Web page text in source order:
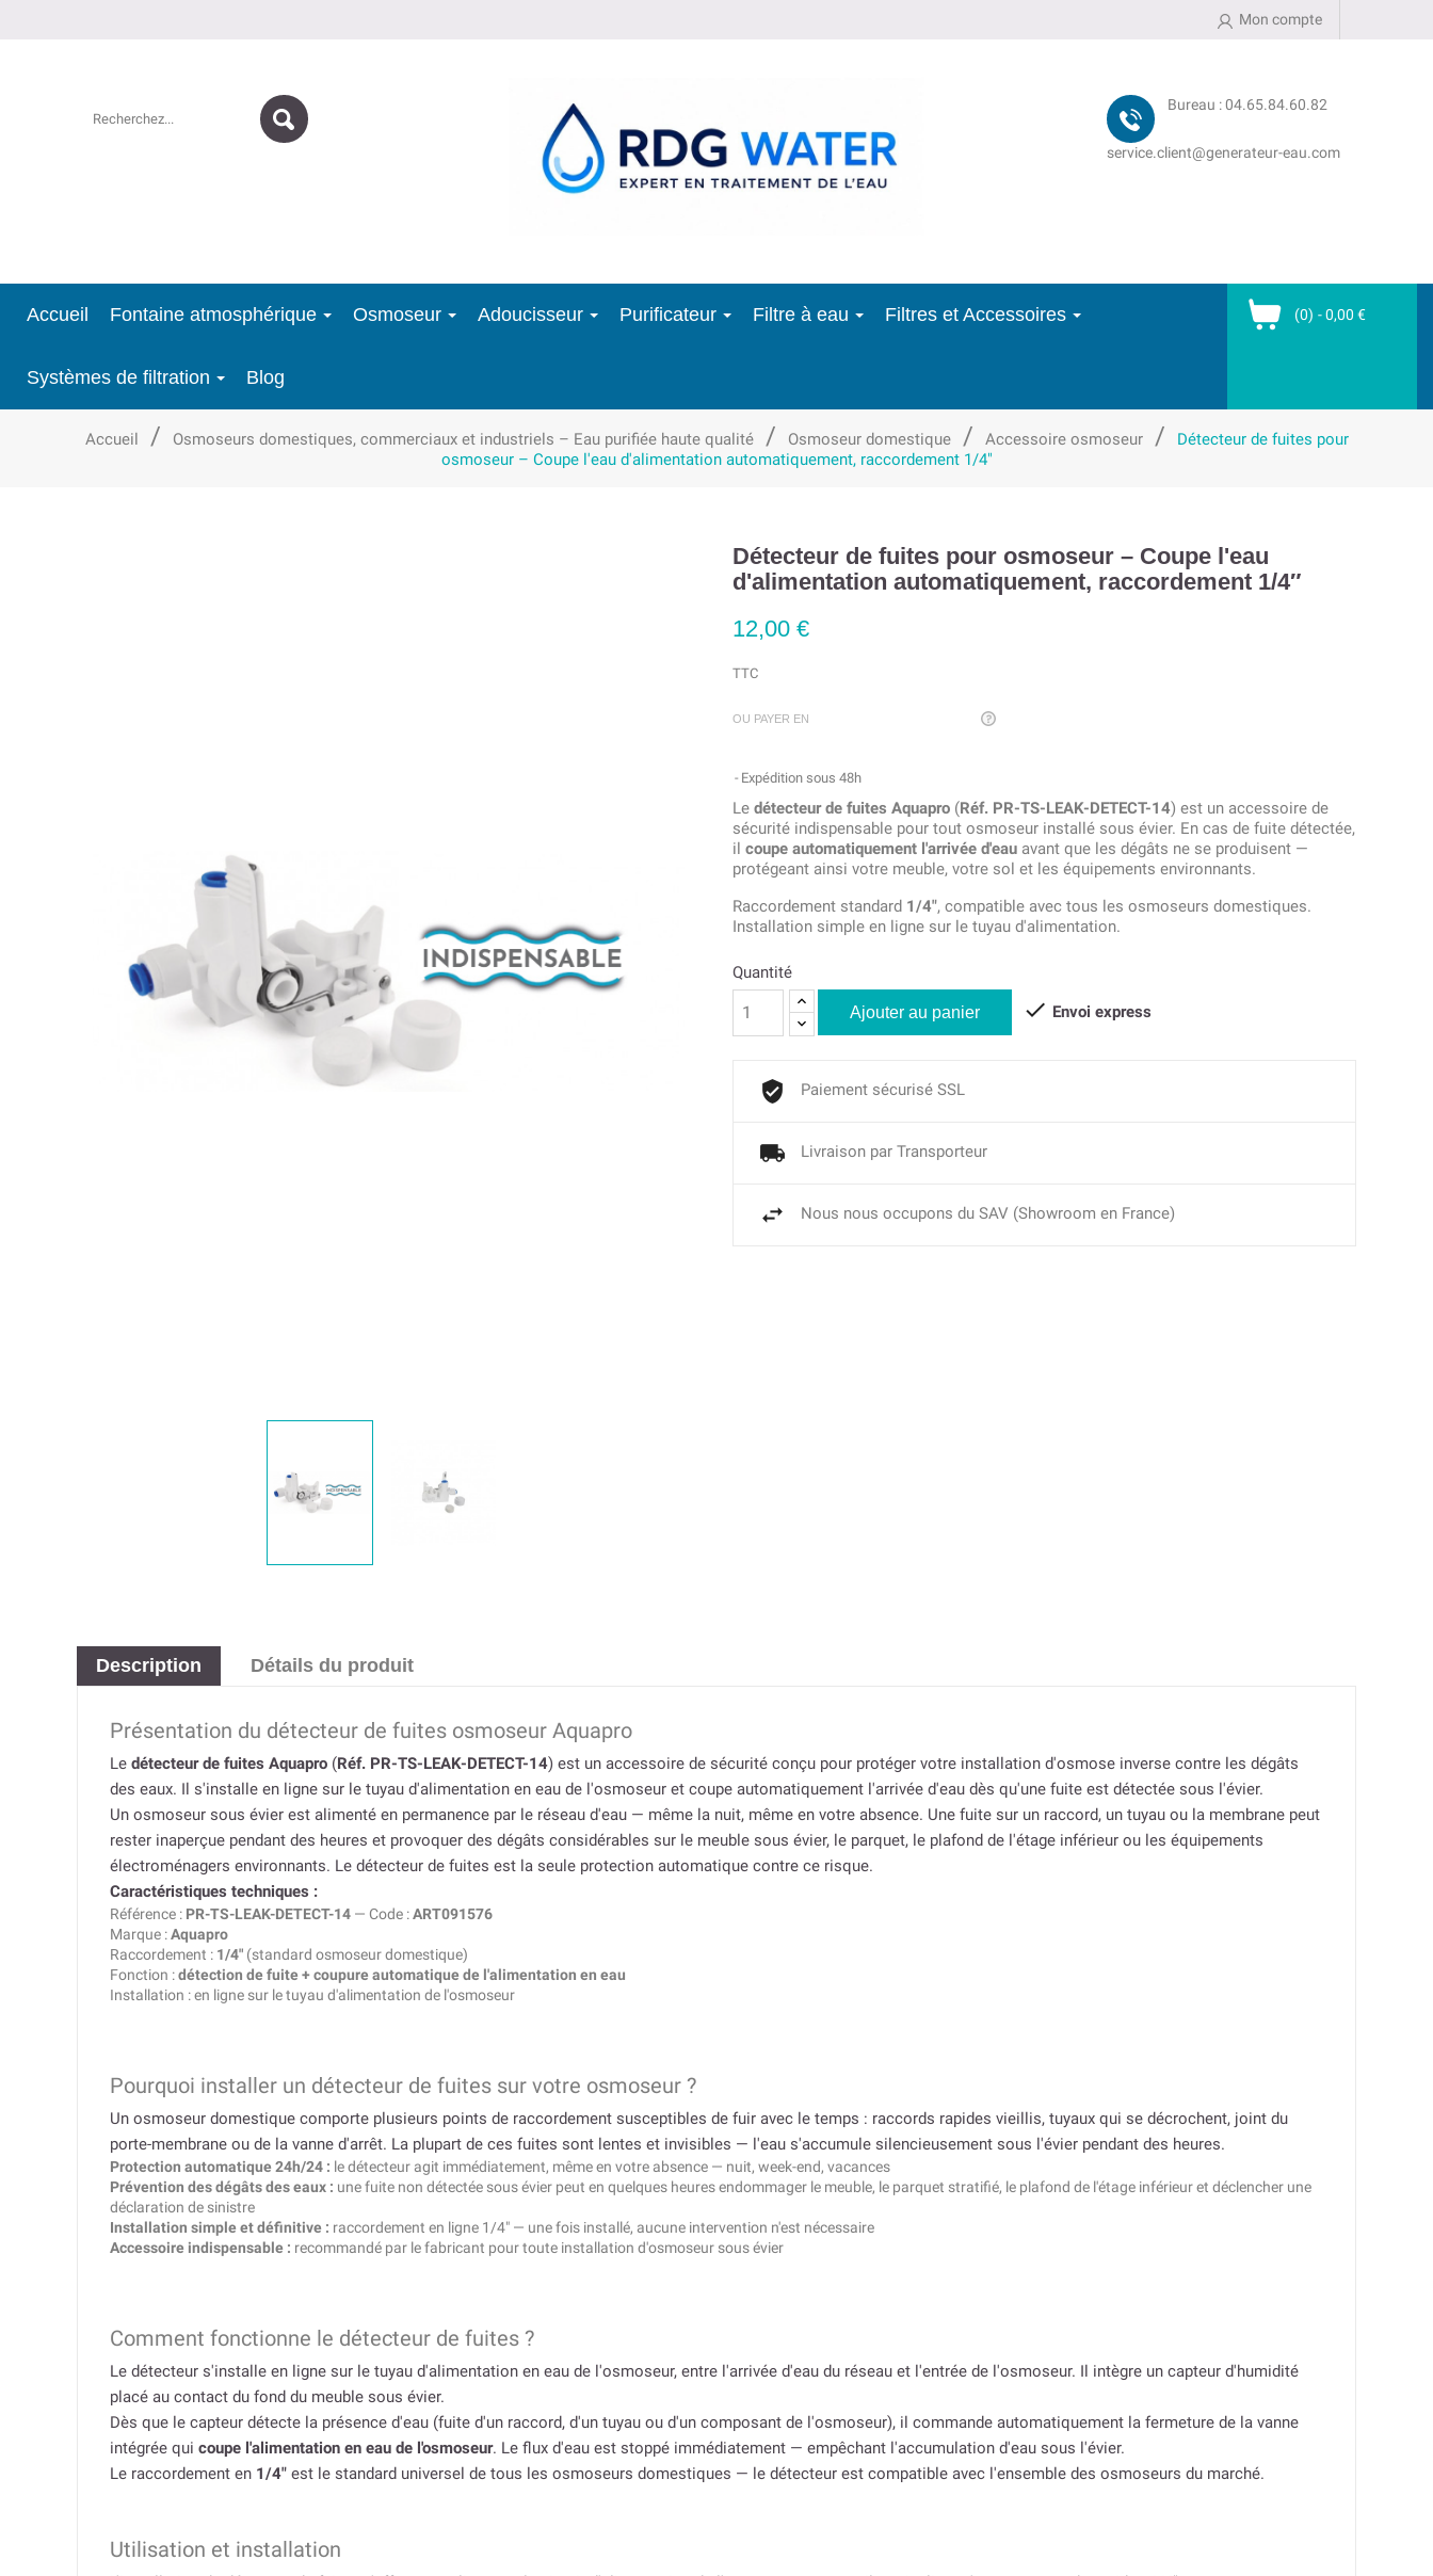
Mon compte
Bureau : 04.65.84.60.82
service.client@generateur-eau.com
Accueil Fontaine atmosphérique Osmoseur Adoucisseur Purificateur Filtre à eau Filtres et Accessoires
Systèmes de filtration Blog
(0) - 0,00 €
Accueil Osmoseurs domestiques, commerciaux et industriels – Eau purifiée haute qualité Osmoseur domestique Accessoire osmoseur
Détecteur de fuites pour
osmoseur – Coupe l'eau d'alimentation automatiquement, raccordement 1/4″
Détecteur de fuites pour osmoseur – Coupe l'eau
d'alimentation automatiquement, raccordement 1/4″
12,00 €
TTC
OU PAYER EN
Expédition sous 48h
Le détecteur de fuites Aquapro (Réf. PR-TS-LEAK-DETECT-14) est un accessoire de
sécurité indispensable pour tout osmoseur installé sous évier. En cas de fuite détectée,
il coupe automatiquement l'arrivée d'eau avant que les dégâts ne se produisent —
protégeant ainsi votre meuble, votre sol et les équipements environnants.
Raccordement standard 1/4″, compatible avec tous les osmoseurs domestiques.
Installation simple en ligne sur le tuyau d'alimentation.
Quantité
Ajouter au panier  Envoi express
Paiement sécurisé SSL
Livraison par Transporteur
Nous nous occupons du SAV (Showroom en France)
Description Détails du produit
Présentation du détecteur de fuites osmoseur Aquapro
Le détecteur de fuites Aquapro (Réf. PR-TS-LEAK-DETECT-14) est un accessoire de sécurité conçu pour protéger votre installation d'osmose inverse contre les dégâts
des eaux. Il s'installe en ligne sur le tuyau d'alimentation en eau de l'osmoseur et coupe automatiquement l'arrivée d'eau dès qu'une fuite est détectée sous l'évier.
Un osmoseur sous évier est alimenté en permanence par le réseau d'eau — même la nuit, même en votre absence. Une fuite sur un raccord, un tuyau ou la membrane peut
rester inaperçue pendant des heures et provoquer des dégâts considérables sur le meuble sous évier, le parquet, le plafond de l'étage inférieur ou les équipements
électroménagers environnants. Le détecteur de fuites est la seule protection automatique contre ce risque.
Caractéristiques techniques :
Référence : PR-TS-LEAK-DETECT-14 — Code :ART091576
Marque :Aquapro
Raccordement : 1/4″ (standard osmoseur domestique)
Fonction :détection de fuite + coupure automatique de l'alimentation en eau
Installation : en ligne sur le tuyau d'alimentation de l'osmoseur
Pourquoi installer un détecteur de fuites sur votre osmoseur ?
Un osmoseur domestique comporte plusieurs points de raccordement susceptibles de fuir avec le temps : raccords rapides vieillis, tuyaux qui se décrochent, joint du
porte-membrane ou de la vanne d'arrêt. La plupart de ces fuites sont lentes et invisibles — l'eau s'accumule silencieusement sous l'évier pendant des heures.
Protection automatique 24h/24 : le détecteur agit immédiatement, même en votre absence — nuit, week-end, vacances
Prévention des dégâts des eaux : une fuite non détectée sous évier peut en quelques heures endommager le meuble, le parquet stratifié, le plafond de l'étage inférieur et déclencher une
déclaration de sinistre
Installation simple et définitive : raccordement en ligne 1/4″ — une fois installé, aucune intervention n'est nécessaire
Accessoire indispensable : recommandé par le fabricant pour toute installation d'osmoseur sous évier
Comment fonctionne le détecteur de fuites ?
Le détecteur s'installe en ligne sur le tuyau d'alimentation en eau de l'osmoseur, entre l'arrivée d'eau du réseau et l'entrée de l'osmoseur. Il intègre un capteur d'humidité
placé au contact du fond du meuble sous évier.
Dès que le capteur détecte la présence d'eau (fuite d'un raccord, d'un tuyau ou d'un composant de l'osmoseur), il commande automatiquement la fermeture de la vanne
intégrée qui coupe l'alimentation en eau de l'osmoseur. Le flux d'eau est stoppé immédiatement — empêchant l'accumulation d'eau sous l'évier.
Le raccordement en 1/4″ est le standard universel de tous les osmoseurs domestiques — le détecteur est compatible avec l'ensemble des osmoseurs du marché.
Utilisation et installation